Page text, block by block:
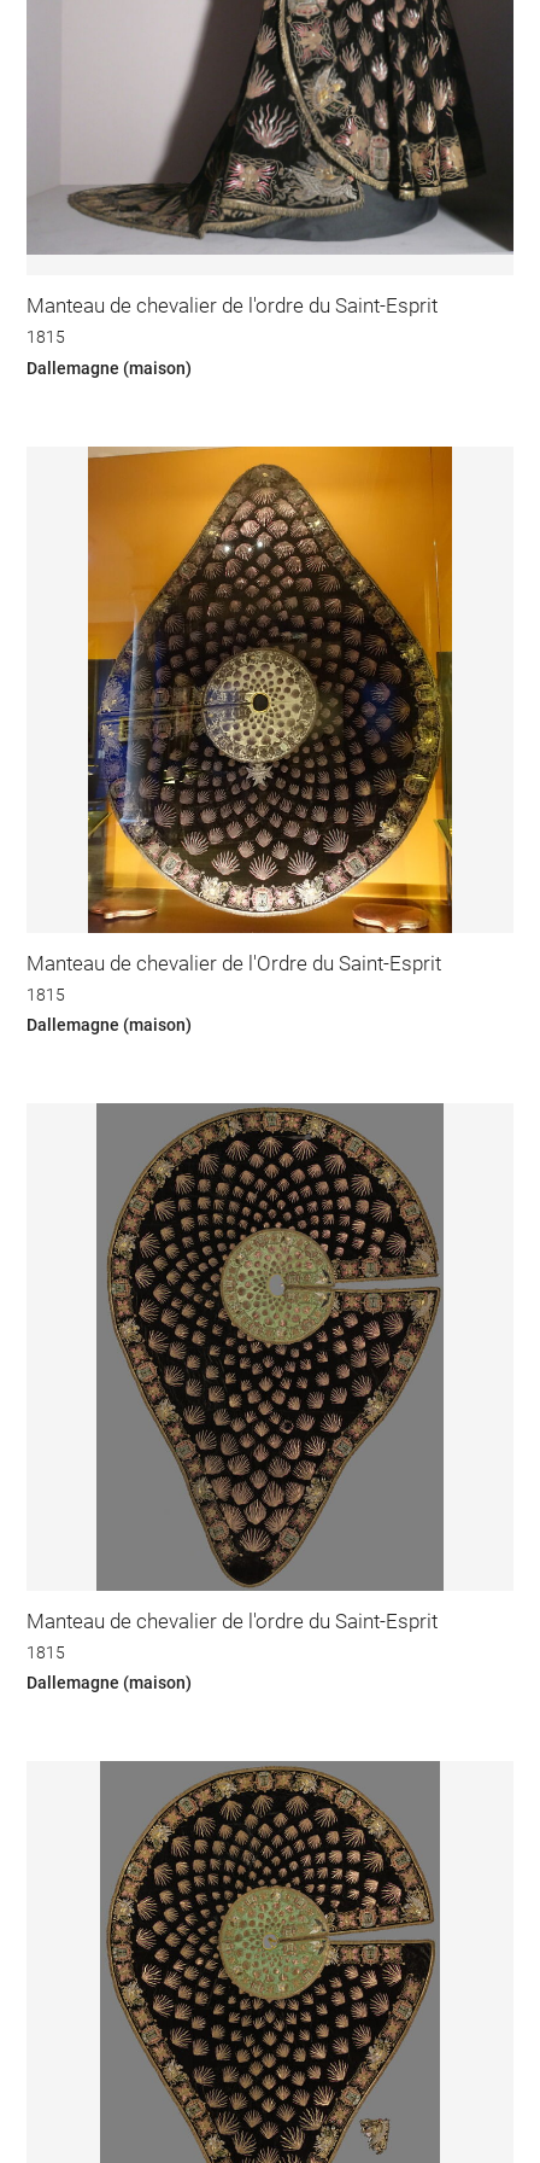
Manteau de chevalier de l'ordre du Saint-Esprit
1815
Dallemagne (maison)
Manteau de chevalier de l'Ordre du Saint-Esprit
1815
Dallemagne (maison)
Manteau de chevalier de l'ordre du Saint-Esprit
1815
Dallemagne (maison)